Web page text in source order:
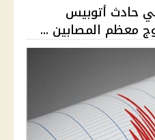
طفل وإصابة 13 في حادث أتوبيس
معظم المصابين ...